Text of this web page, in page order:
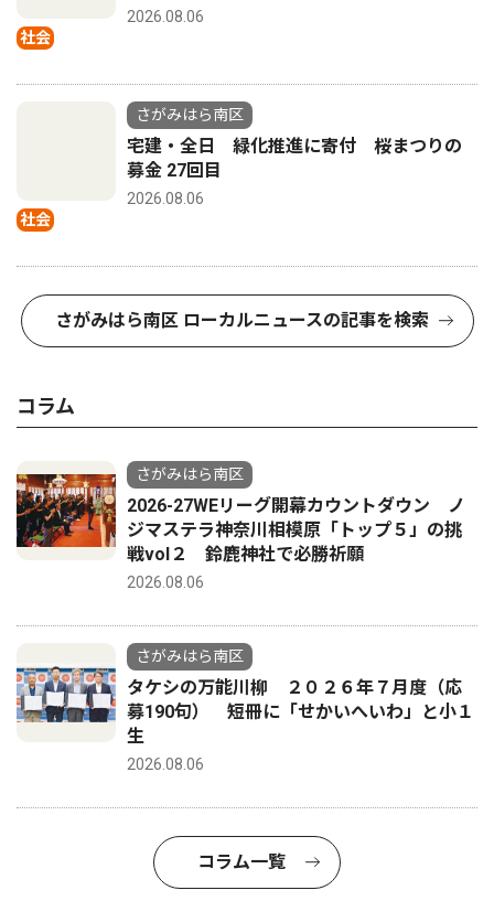
社会
2026.08.06
社会
さがみはら南区
宅建・全日 緑化推進に寄付 桜まつりの
募金 27回目
2026.08.06
さがみはら南区 ローカルニュースの記事を検索
コラム
さがみはら南区
2026-27WEリーグ開幕カウントダウン ノ
ジマステラ神奈川相模原「トップ５」の挑
戦vol２ 鈴鹿神社で必勝祈願
2026.08.06
さがみはら南区
タケシの万能川柳 ２０２６年７月度（応
募190句） 短冊に「せかいへいわ」と小１
生
2026.08.06
コラム一覧